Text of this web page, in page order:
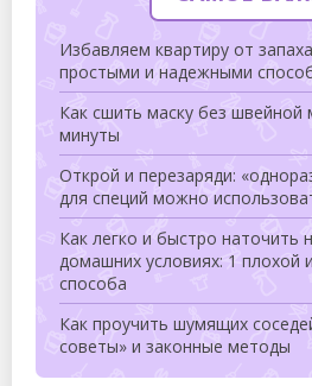
Избавляем квартиру от
простыми и надежными
Как сшить маску без швейной
минуты
Открой и перезаряди:
для специй можно
Как легко и быстро наточить
домашних условиях: 1 плохой
способа
Как проучить шумящих
советы» и законные методы